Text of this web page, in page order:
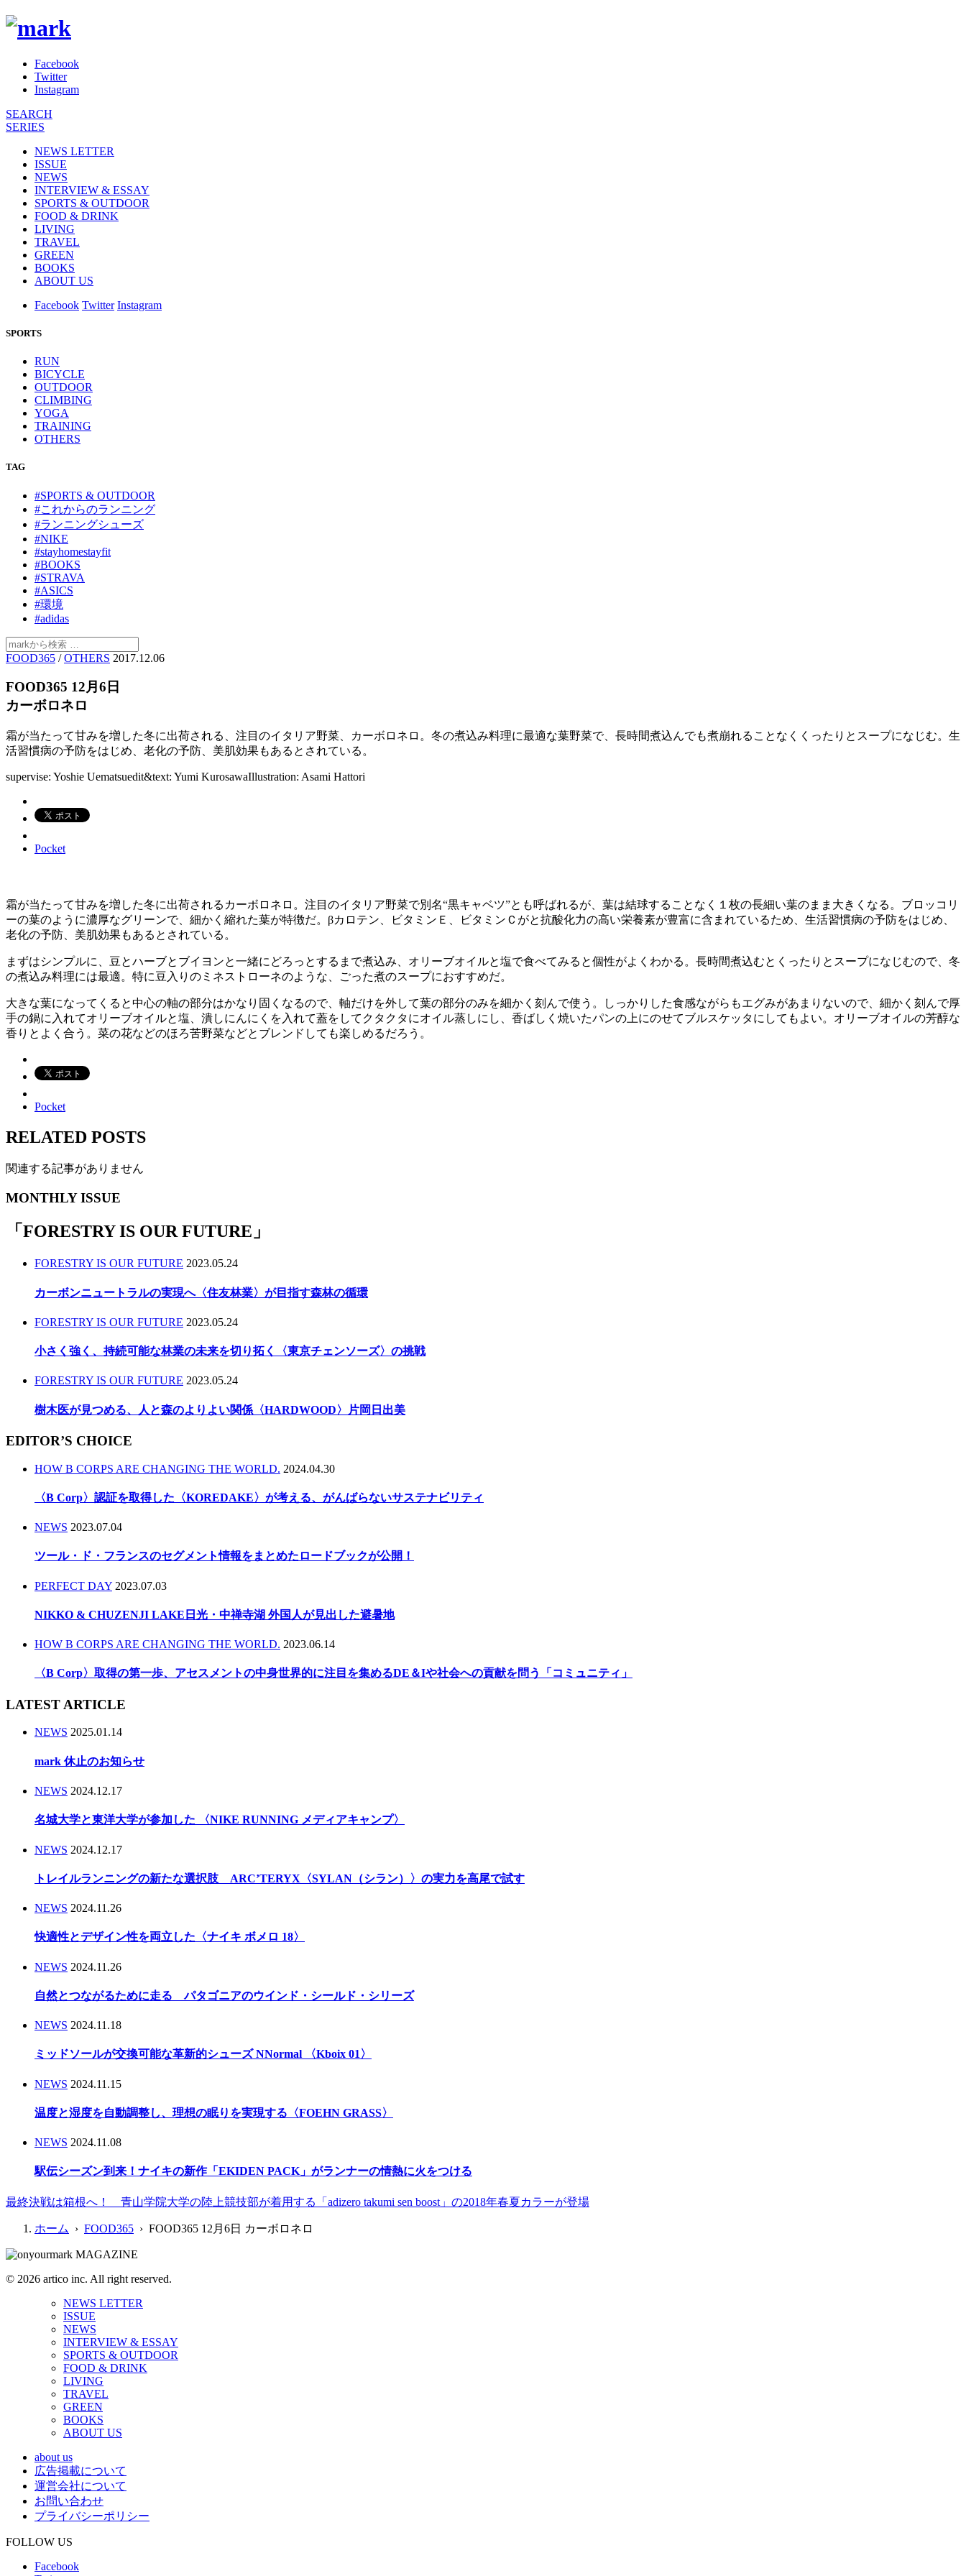
Facebook
Twitter
Instagram
SEARCH
SERIES
NEWS LETTER
ISSUE
NEWS
INTERVIEW & ESSAY
SPORTS & OUTDOOR
FOOD & DRINK
LIVING
TRAVEL
GREEN
BOOKS
ABOUT US
Facebook Twitter Instagram
SPORTS
RUN
BICYCLE
OUTDOOR
CLIMBING
YOGA
TRAINING
OTHERS
TAG
#SPORTS & OUTDOOR
#これからのランニング
#ランニングシューズ
#NIKE
#stayhomestayfit
#BOOKS
#STRAVA
#ASICS
#環境
#adidas
FOOD365 /OTHERS 2017.12.06
FOOD365 12月6日
カーボロネロ
霜が当たって甘みを増した冬に出荷される、注目のイタリア野菜、カーボロネロ。冬の煮込み料理に最適な葉野菜で、長時間煮込んでも煮崩れることなくくったりとスープになじむ。生
活習慣病の予防をはじめ、老化の予防、美肌効果もあるとされている。
supervise: Yoshie Uematsuedit&text: Yumi KurosawaIllustration: Asami Hattori
Pocket
霜が当たって甘みを増した冬に出荷されるカーボロネロ。注目のイタリア野菜で別名“黒キャベツ”とも呼ばれるが、葉は結球することなく１枚の長細い葉のまま大きくなる。ブロッコリ
ーの葉のように濃厚なグリーンで、細かく縮れた葉が特徴だ。βカロテン、ビタミンＥ、ビタミンＣがと抗酸化力の高い栄養素が豊富に含まれているため、生活習慣病の予防をはじめ、
老化の予防、美肌効果もあるとされている。
まずはシンプルに、豆とハーブとブイヨンと一緒にどろっとするまで煮込み、オリーブオイルと塩で食べてみると個性がよくわかる。長時間煮込むとくったりとスープになじむので、冬
の煮込み料理には最適。特に豆入りのミネストローネのような、ごった煮のスープにおすすめだ。
大きな葉になってくると中心の軸の部分はかなり固くなるので、軸だけを外して葉の部分のみを細かく刻んで使う。しっかりした食感ながらもエグみがあまりないので、細かく刻んで厚
手の鍋に入れてオリーブオイルと塩、潰しにんにくを入れて蓋をしてクタクタにオイル蒸しにし、香ばしく焼いたパンの上にのせてブルスケッタにしてもよい。オリーブオイルの芳醇な
香りとよく合う。菜の花などのほろ苦野菜などとブレンドしても楽しめるだろう。
Pocket
RELATED POSTS
関連する記事がありません
MONTHLY ISSUE
「 FORESTRY IS OUR FUTURE 」
FORESTRY IS OUR FUTURE 2023.05.24
カーボンニュートラルの実現へ〈住友林業〉が目指す森林の循環
FORESTRY IS OUR FUTURE 2023.05.24
小さく強く、持続可能な林業の未来を切り拓く〈東京チェンソーズ〉の挑戦
FORESTRY IS OUR FUTURE 2023.05.24
樹木医が見つめる、人と森のよりよい関係〈HARDWOOD〉片岡日出美
EDITOR’S CHOICE
HOW B CORPS ARE CHANGING THE WORLD. 2024.04.30
〈B Corp〉認証を取得した〈KOREDAKE〉が考える、がんばらないサステナビリティ
NEWS 2023.07.04
ツール・ド・フランスのセグメント情報をまとめたロードブックが公開！
PERFECT DAY 2023.07.03
NIKKO & CHUZENJI LAKE日光・中禅寺湖 外国人が見出した避暑地
HOW B CORPS ARE CHANGING THE WORLD. 2023.06.14
〈B Corp〉取得の第一歩、アセスメントの中身世界的に注目を集めるDE＆Iや社会への貢献を問う「コミュニティ」
LATEST ARTICLE
NEWS 2025.01.14
mark 休止のお知らせ
NEWS 2024.12.17
名城大学と東洋大学が参加した 〈NIKE RUNNING メディアキャンプ〉
NEWS 2024.12.17
トレイルランニングの新たな選択肢 ARC’TERYX〈SYLAN（シラン）〉の実力を高尾で試す
NEWS 2024.11.26
快適性とデザイン性を両立した〈ナイキ ボメロ 18〉
NEWS 2024.11.26
自然とつながるために走る パタゴニアのウインド・シールド・シリーズ
NEWS 2024.11.18
ミッドソールが交換可能な革新的シューズ NNormal 〈Kboix 01〉
NEWS 2024.11.15
温度と湿度を自動調整し、理想の眠りを実現する〈FOEHN GRASS〉
NEWS 2024.11.08
駅伝シーズン到来！ナイキの新作「EKIDEN PACK」がランナーの情熱に火をつける
最終決戦は箱根へ！ 青山学院大学の陸上競技部が着用する「adizero takumi sen boost」の2018年春夏カラーが登場
ホーム › FOOD365 › FOOD365 12月6日 カーボロネロ
© 2026 artico inc. All right reserved.
NEWS LETTER
ISSUE
NEWS
INTERVIEW & ESSAY
SPORTS & OUTDOOR
FOOD & DRINK
LIVING
TRAVEL
GREEN
BOOKS
ABOUT US
about us
広告掲載について
運営会社について
お問い合わせ
プライバシーポリシー
FOLLOW US
Facebook